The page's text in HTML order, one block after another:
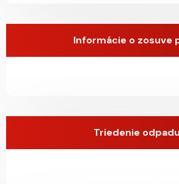
Informácie o zosuve
Triedenie odpadu